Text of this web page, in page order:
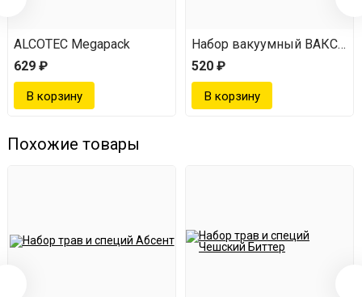
ALCOTEC Megapack
629 ₽
Набор вакуумный ВАКС
520 ₽
Похожие товары